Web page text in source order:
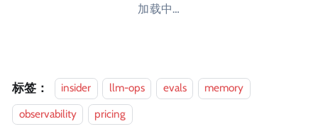
加载中…
标签： insider llm-ops evals
memory
observability
pricing